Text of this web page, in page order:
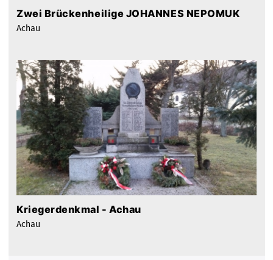
Zwei Brückenheilige JOHANNES NEPOMUK
Achau
Kriegerdenkmal - Achau
Achau